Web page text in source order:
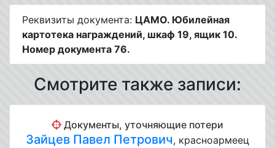
Реквизиты документа: ЦАМО. Юбилейная
картотека награждений, шкаф 19, ящик 10.
Номер документа 76.
Смотрите также записи:
Документы, уточняющие потери
Зайцев Павел Петрович, красноармеец